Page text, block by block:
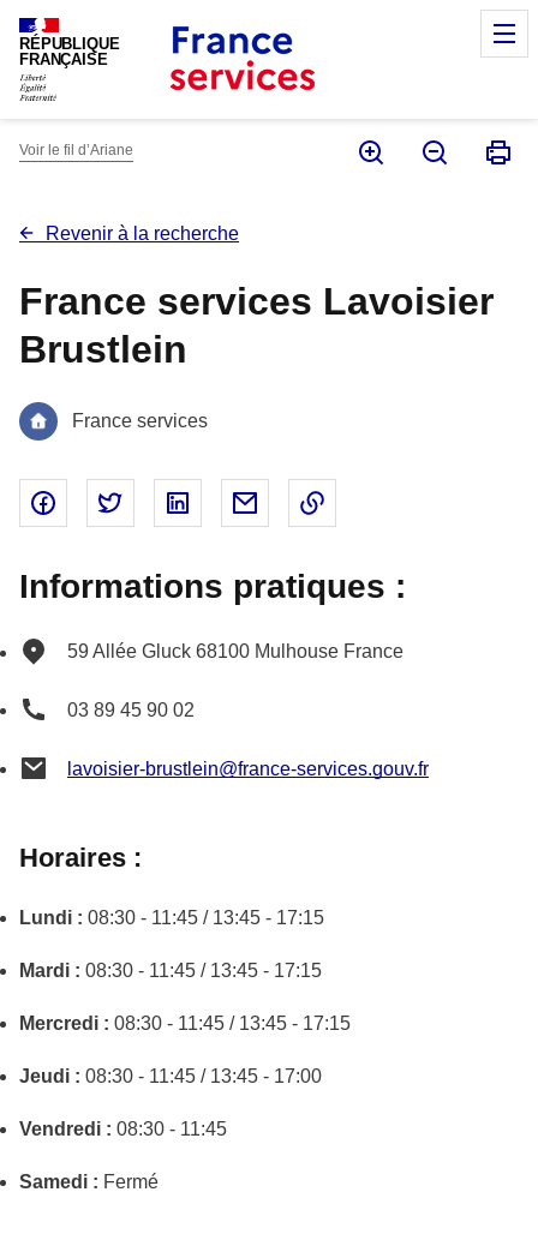
RÉPUBLIQUE
FRANÇAISE
Voir le fil d’Ariane
Revenir à la recherche
France services Lavoisier
Brustlein
France services
Partager sur Facebook - nouvelle fenêtre
Partager sur Twitter - nouvelle fenêtre
Partager sur Linked In - nouvelle
Partager par email - nouvelle
Informations pratiques :
59 Allée Gluck 68100 Mulhouse France
03 89 45 90 02
lavoisier-brustlein@france-services.gouv.fr
Horaires :
Lundi : 08:30 - 11:45 / 13:45 - 17:15
Mardi : 08:30 - 11:45 / 13:45 - 17:15
Mercredi : 08:30 - 11:45 / 13:45 - 17:15
Jeudi : 08:30 - 11:45 / 13:45 - 17:00
Vendredi : 08:30 - 11:45
Samedi : Fermé